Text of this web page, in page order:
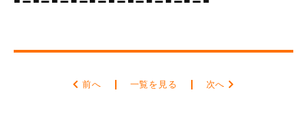
前へ 一覧を見る 次へ